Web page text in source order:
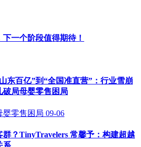
一个阶段值得期待！
东百亿”到“全国准直营”：行业雪崩
破局母婴零售困局
婴零售困局 09-06
？TinyTravelers 常馨予：构建超越
系